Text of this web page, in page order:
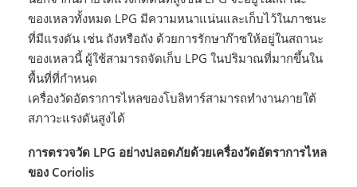
ของเหลวทั้งหมด LPG มีความหนาแน่นและเก็บไว้ในภาชนะ
ที่มีแรงดัน เช่น ถังหรือถัง ด้วยการรักษาก๊าซให้อยู่ในสถานะ
ของเหลวนี้ ผู้ใช้สามารถจัดเก็บ LPG ในปริมาณที่มากขึ้นใน
พื้นที่ที่กำหนด
เครื่องวัดอัตราการไหลของโบลิทาร์สามารถทำงานภายใต้
สภาวะแรงดันสูงได้
การตรวจวัด LPG อย่างปลอดภัยด้วยเครื่องวัดอัตราการไหล
ของ Coriolis